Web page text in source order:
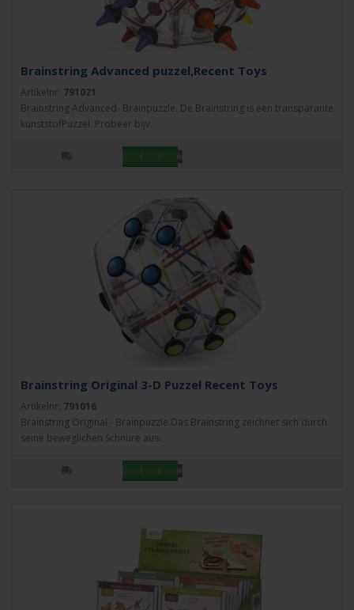
Brainstring Advanced puzzel,Recent Toys
Artikelnr: 791021
Brainstring Advanced- Brainpuzzle. De Brainstring is een transparante
kunststofPuzzel. Probeer bijv..
Brainstring Original 3-D Puzzel Recent Toys
Artikelnr: 791016
Brainstring Original - Brainpuzzle.Das Brainstring zeichnet sich durch
seine beweglichen Schnüre aus..